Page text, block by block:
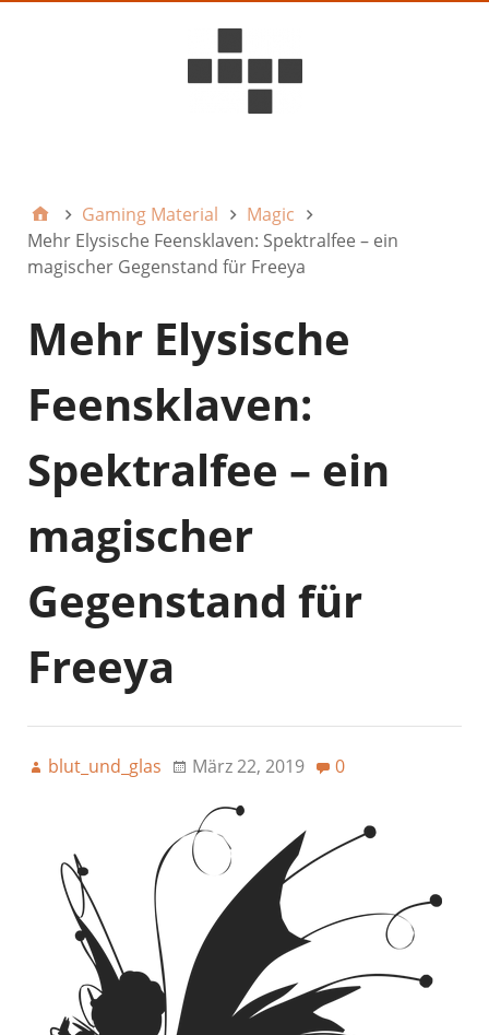
Gaming Material
Magic
Mehr Elysische Feensklaven: Spektralfee – ein
magischer Gegenstand für Freeya
Mehr Elysische
Feensklaven:
Spektralfee – ein
magischer
Gegenstand für
Freeya
blut_und_glas März 22, 2019 0